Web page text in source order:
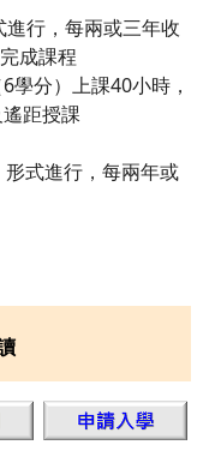
行，每兩或三年收
成課程
6學分）上課40小時，
距授課
式進行，每兩年或